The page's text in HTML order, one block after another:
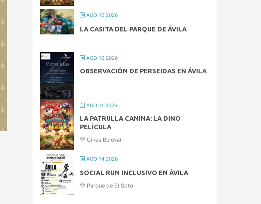
AGO 10 2026
LA CASITA DEL PARQUE DE ÁVILA
AGO 10 2026
OBSERVACIÓN DE PERSEIDAS EN ÁVILA
AGO 11 2026
LA PATRULLA CANINA: LA DINO
PELÍCULA
Cines Bulevar
AGO 14 2026
SOCIAL RUN INCLUSIVO EN ÁVILA
Parque de El Soto